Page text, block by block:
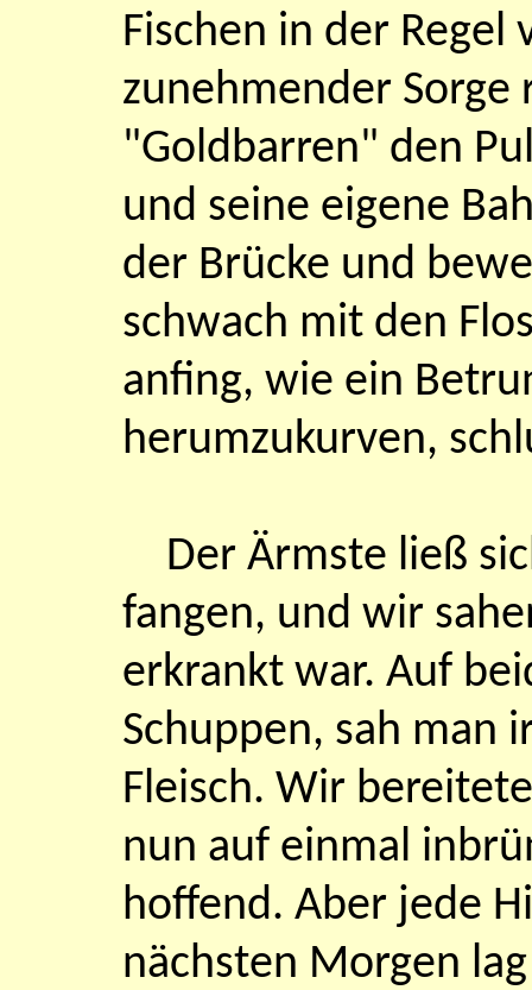
Fischen in der
zunehmender
"Goldbarren" den
und seine eigene
der Brücke und
schwach mit den
anfing, wie ein
herumzukurven,
Der Ärmste ließ
fangen, und wir
erkrankt war. Auf
Schuppen, sah man
Fleisch. Wir
nun auf einmal
hoffend. Aber jede
nächsten Morgen